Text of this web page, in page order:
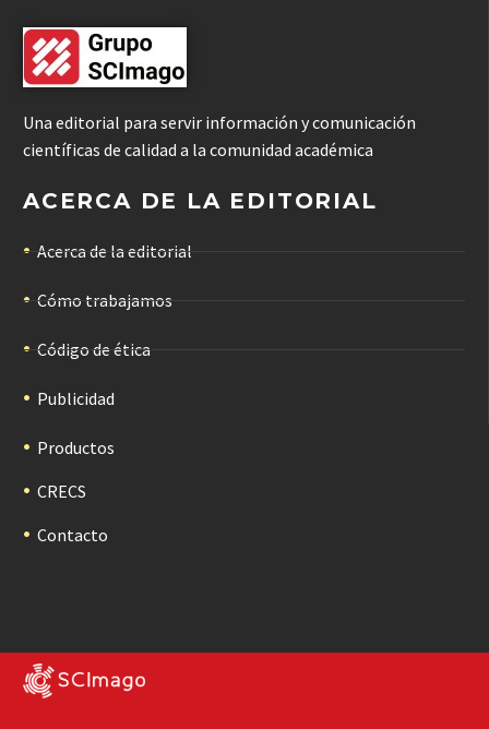
Una editorial para servir información y comunicación
científicas de calidad a la comunidad académica
ACERCA DE LA EDITORIAL
Acerca de la editorial
Cómo trabajamos
Código de ética
Publicidad
Productos
CRECS
Contacto